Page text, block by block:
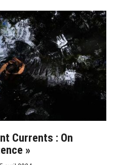
Currents : On
»